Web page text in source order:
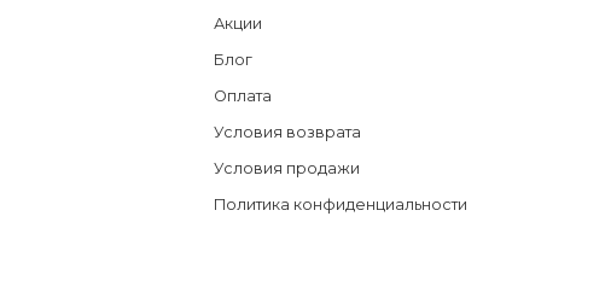
Акции
Блог
Оплата
Условия возврата
Условия продажи
Политика конфиденциальности